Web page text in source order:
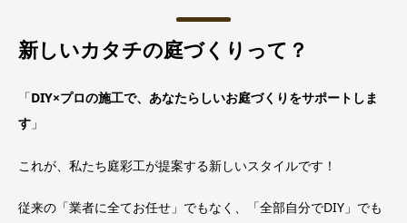
新しいカタチの庭づくりって？
「DIY×プロの施工で、あなたらしいお庭づくりをサポートしま
す 」
これが、私たち庭彩工が提案する新しいスタイルです！
従来の「業者に全てお任せ」でもなく、「全部自分でDIY」でも